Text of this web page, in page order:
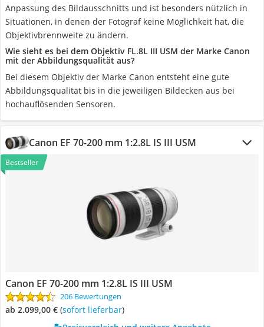
Anpassung des Bildausschnitts und ist besonders nützlich in
Situationen, in denen der Fotograf keine Möglichkeit hat, die
Objektivbrennweite zu ändern.
Wie sieht es bei dem Objektiv FL.8L III USM der Marke Canon
mit der Abbildungsqualität aus?
Bei diesem Objektiv der Marke Canon entsteht eine gute
Abbildungsqualität bis in die jeweiligen Bildecken aus bei
hochauflösenden Sensoren.
Canon EF 70-200 mm 1:2.8L IS III USM
Bestseller
Canon EF 70-200 mm 1:2.8L IS III USM
206 Bewertungen
ab 2.099,00 € ( Sofort lieferbar)